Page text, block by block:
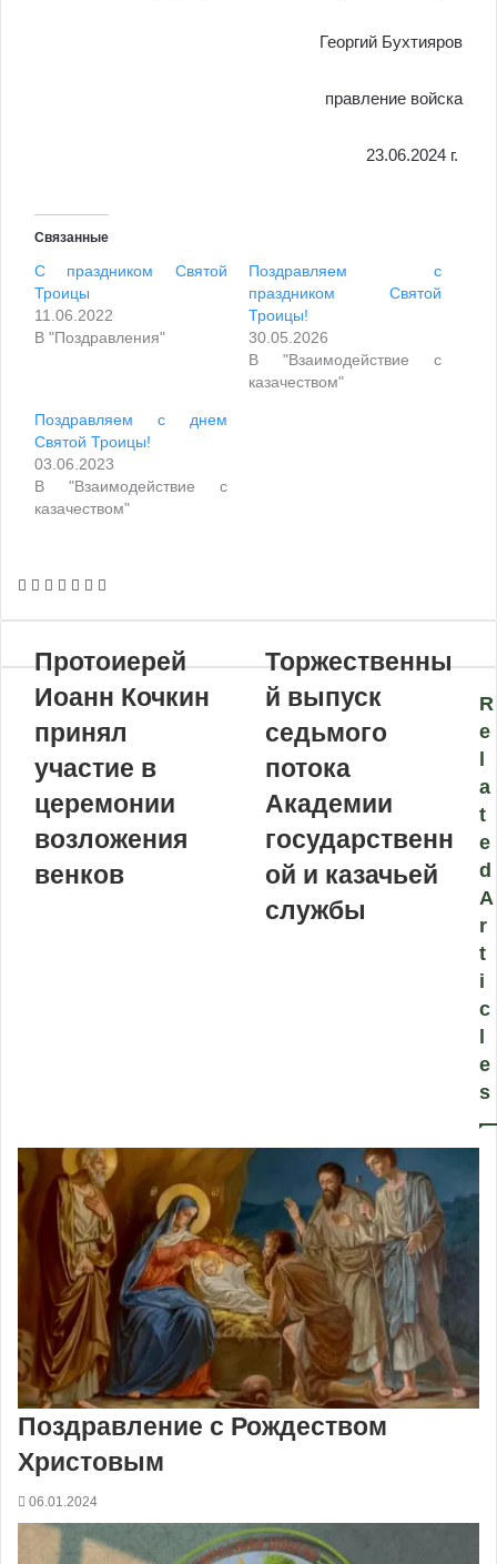
Георгий Бухтияров
правление войска
23.06.2024 г.
Связанные
С праздником Святой
Троицы
11.06.2022
В "Поздравления"
Поздравляем с
праздником Святой
Троицы!
30.05.2026
В "Взаимодействие с
казачеством"
Поздравляем с днем
Святой Троицы!
03.06.2023
В "Взаимодействие с
казачеством"
VKontakte
Odnoklassniki
WhatsApp
Telegram
ViberПоделиться
Протоиерей
Иоанн Кочкин
принял
участие в
церемонии
возложения
венков
Торжественны
й выпуск
седьмого
потока
Академии
государственн
ой и казачьей
службы
R
e
l
a
t
e
d
A
r
t
i
c
l
e
s
Поздравление с Рождеством
Христовым
06.01.2024